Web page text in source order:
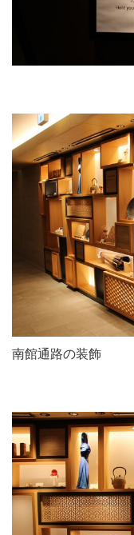
南館通路の装飾